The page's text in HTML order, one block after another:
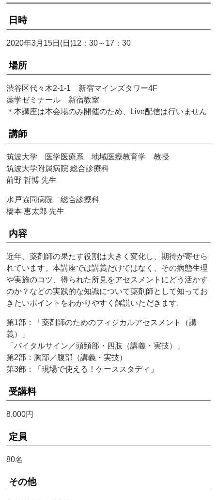
日時
2020年3月15日(日)12：30～17：30
場所
渋谷区代々木2-1-1 新宿マインズタワー4F
薬学ゼミナール 新宿教室
＊本講座は本会場のみ開催のため、Live配信は行いません
講師
筑波大学 医学医療系 地域医療教育学 教授
筑波大学附属病院 総合診療科
前野 哲博 先生
水戸協同病院 総合診療科
橋本 恵太郎 先生
内容
近年、薬剤師の果たす役割は大きく変化し、期待が寄せら
れています。本講座では講義だけではなく、その病態生理
や実施のコツ、得られた所見をアセスメントにどう活かす
のか？などの実践的な知識について薬剤師として知ってお
きたいポイントをわかりやすく解説いただきます.
第1部：「薬剤師のためのフィジカルアセスメント（講
義）」
「バイタルサイン／頭頸部・四肢（講義・実技）」
第2部：胸部／腹部（講義・実技）
第3部：「現場で使える！ケーススタディ」
受講料
8,000円
定員
80名
その他